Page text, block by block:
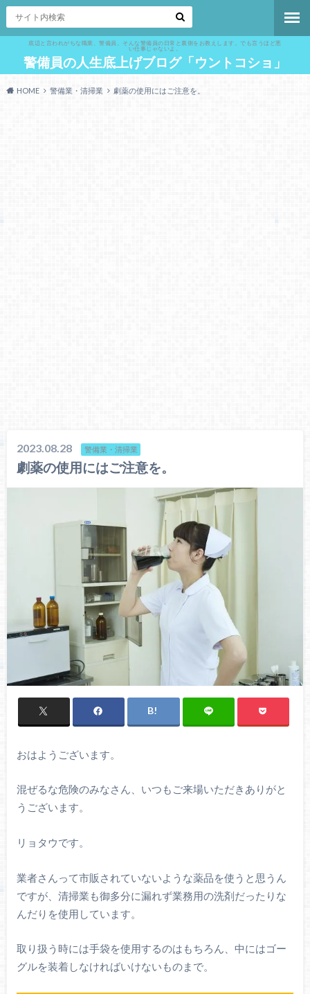
底辺と言われがちな職業、警備員。そんな警備員の日常と裏側をお教えします。でも言うほど悪
い仕事じゃないよ。
警備員の人生底上げブログ「ウントコショ」
HOME 警備業・清掃業 劇薬の使用にはご注意を。
2023.08.28 警備業・清掃業
劇薬の使用にはご注意を。
おはようございます。
混ぜるな危険のみなさん、いつもご来場いただきありがと
うございます。
リョタウです。
業者さんって市販されていないような薬品を使うと思うん
ですが、清掃業も御多分に漏れず業務用の洗剤だったりな
んだりを使用しています。
取り扱う時には手袋を使用するのはもちろん、中にはゴー
グルを装着しなければいけないものまで。